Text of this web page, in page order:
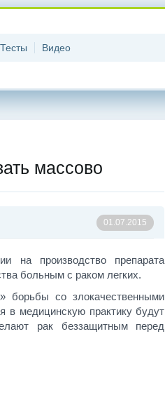
Тесты Видео
массово
01.07.2015
на производство препарата
больным с раком легких.
борьбы со злокачественными
в медицинскую практику будут
рак беззащитным перед